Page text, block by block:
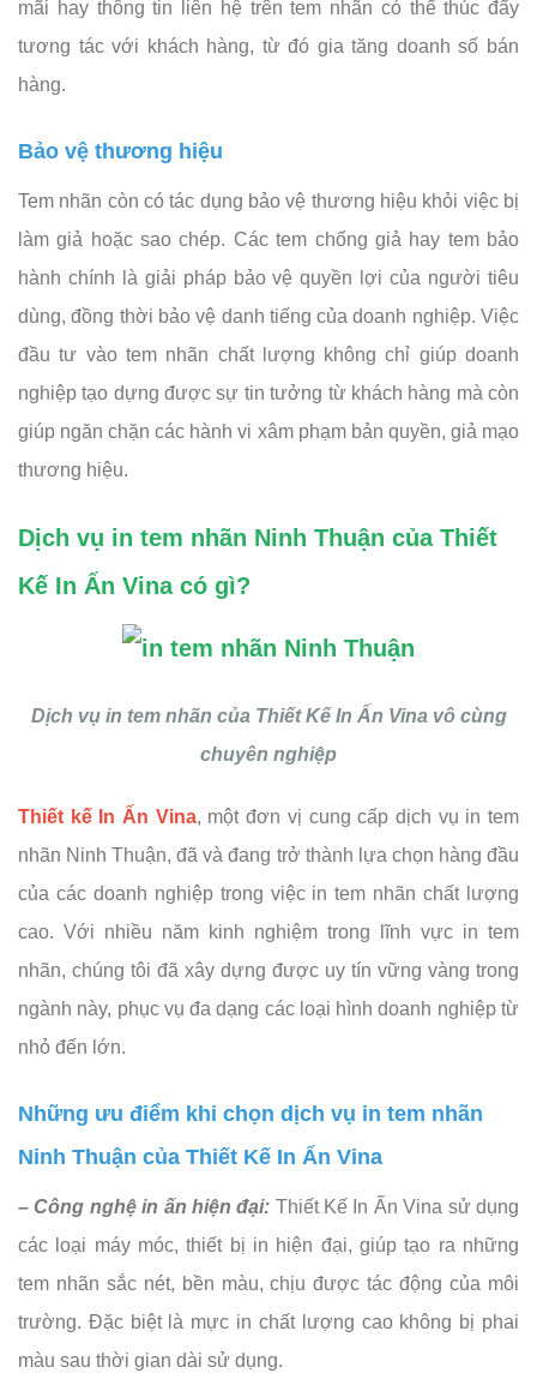
mãi hay thông tin liên hệ trên tem nhãn có thể thúc đẩy
tương tác với khách hàng, từ đó gia tăng doanh số bán
hàng.
Bảo vệ thương hiệu
Tem nhãn còn có tác dụng bảo vệ thương hiệu khỏi việc bị
làm giả hoặc sao chép. Các tem chống giả hay tem bảo
hành chính là giải pháp bảo vệ quyền lợi của người tiêu
dùng, đồng thời bảo vệ danh tiếng của doanh nghiệp. Việc
đầu tư vào tem nhãn chất lượng không chỉ giúp doanh
nghiệp tạo dựng được sự tin tưởng từ khách hàng mà còn
giúp ngăn chặn các hành vi xâm phạm bản quyền, giả mạo
thương hiệu.
Dịch vụ in tem nhãn Ninh Thuận của Thiết
Kế In Ấn Vina có gì?
Dịch vụ in tem nhãn của Thiết Kế In Ấn Vina vô cùng
chuyên nghiệp
Thiết kế In Ấn Vina, một đơn vị cung cấp dịch vụ in tem
nhãn Ninh Thuận, đã và đang trở thành lựa chọn hàng đầu
của các doanh nghiệp trong việc in tem nhãn chất lượng
cao. Với nhiều năm kinh nghiệm trong lĩnh vực in tem
nhãn, chúng tôi đã xây dựng được uy tín vững vàng trong
ngành này, phục vụ đa dạng các loại hình doanh nghiệp từ
nhỏ đến lớn.
Những ưu điểm khi chọn dịch vụ in tem nhãn
Ninh Thuận của Thiết Kế In Ấn Vina
– Công nghệ in ấn hiện đại: Thiết Kế In Ấn Vina sử dụng
các loại máy móc, thiết bị in hiện đại, giúp tạo ra những
tem nhãn sắc nét, bền màu, chịu được tác động của môi
trường. Đặc biệt là mực in chất lượng cao không bị phai
màu sau thời gian dài sử dụng.